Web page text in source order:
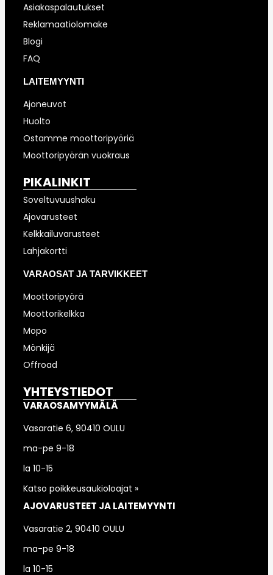
Asiakaspalautukset
Reklamaatiolomake
Blogi
FAQ
LAITEMYYNTI
Ajoneuvot
Huolto
Ostamme moottoripyöriä
Moottoripyörän vuokraus
PIKALINKIT
Soveltuvuushaku
Ajovarusteet
Kelkkailuvarusteet
Lahjakortti
VARAOSAT JA TARVIKKEET
Moottoripyörä
Moottorikelkka
Mopo
Mönkijä
Offroad
YHTEYSTIEDOT
VARAOSAMYYMÄLÄ
Vasaratie 6, 90410 OULU
ma-pe 9-18
la 10-15
Katso poikkeusaukioloajat »
AJOVARUSTEET JA LAITEMYYNTI
Vasaratie 2, 90410 OULU
ma-pe 9-18
la 10-15